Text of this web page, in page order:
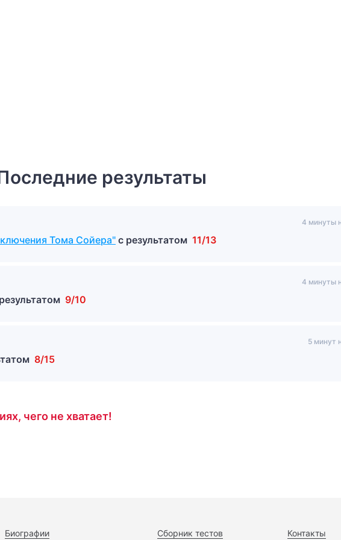
результаты
Тома Сойера" с результатом 11/13
4 минуты
9/10
4 минуты
8/15
5 минут
чего не хватает!
Биографии Сборник тестов Контакты